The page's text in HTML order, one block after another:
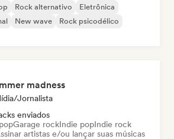
Rock alternativo
Eletrônica
New wave
Rock psicodélico
madness
Jornalista
enviados
Garage rockIndie popIndie rock
artistas e/ou lançar suas músicas